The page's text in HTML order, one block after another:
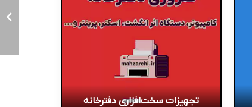
تجهیزات سخت‌افزاری دفترخانه